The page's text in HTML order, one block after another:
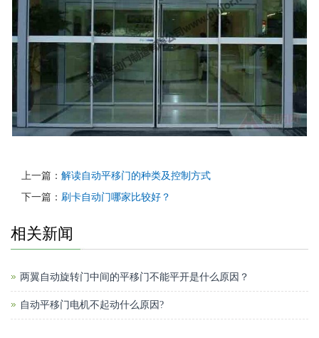
上一篇： 解读自动平移门的种类及控制方式
下一篇： 刷卡自动门哪家比较好？
相关新闻
两翼自动旋转门中间的平移门不能平开是什么原因？
自动平移门电机不起动什么原因?